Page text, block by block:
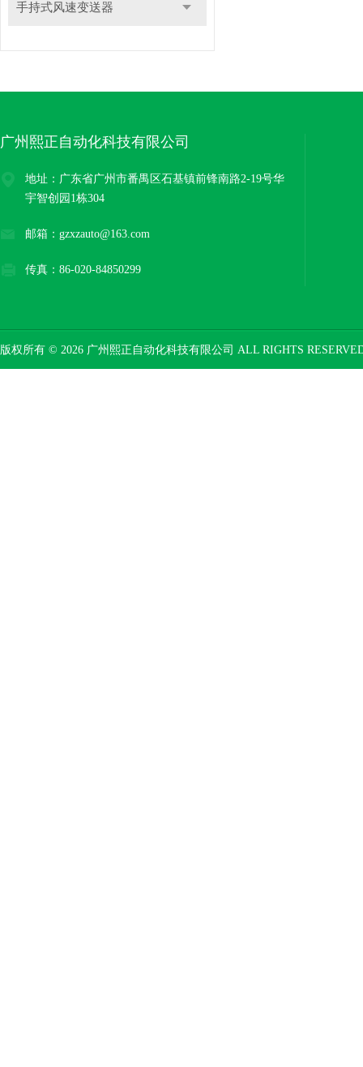
手持式风速变送器
广州熙正自动化科技有限公司
地址：广东省广州市番禺区石基镇前锋南路2-19号华
宇智创园1栋304
邮箱：gzxzauto@163.com
传真：86-020-84850299
版权所有 © 2026 广州熙正自动化科技有限公司 ALL RIGHTS